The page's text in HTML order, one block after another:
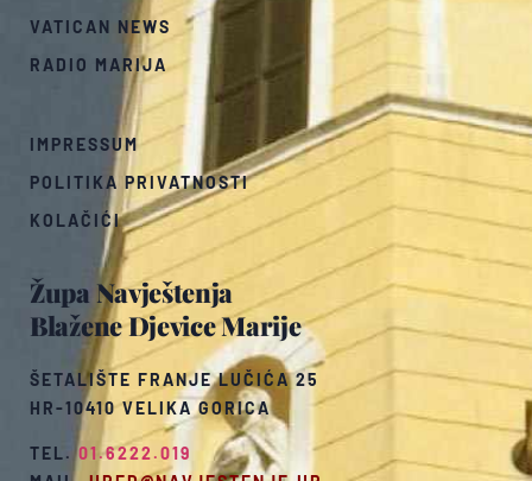
Župa Navještenja
Blažene Djevice Marije
ŠETALIŠTE FRANJE LUČIĆA 25
HR-10410 VELIKA GORICA
TEL.01.6222.019
VATICAN NEWS
RADIO MARIJA
IMPRESSUM
POLITIKA PRIVATNOSTI
KOLAČIĆI